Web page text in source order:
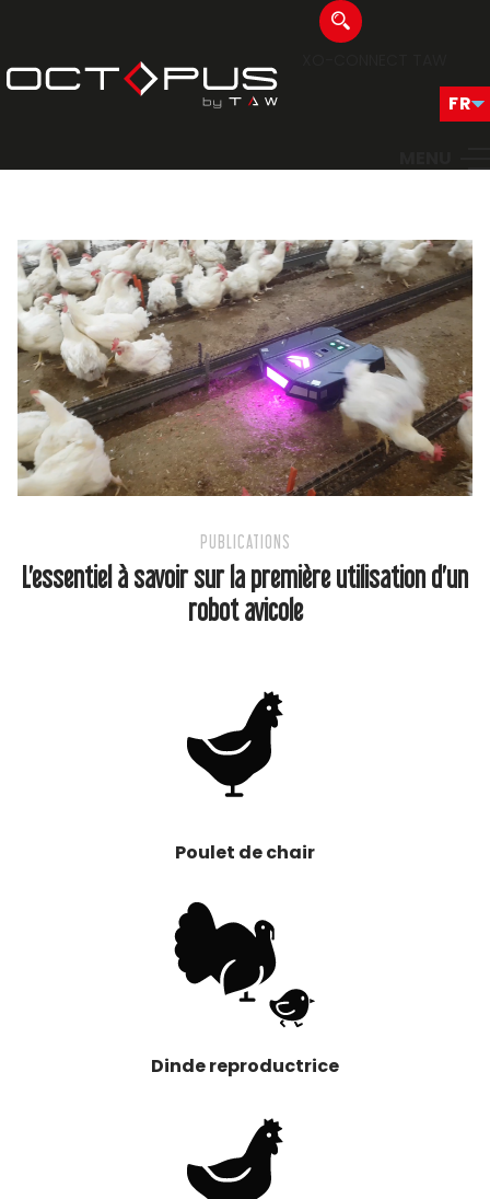
PUBLICATIONS
L’essentiel à savoir sur la première utilisation d’un
robot avicole
Poulet de chair
Dinde reproductrice